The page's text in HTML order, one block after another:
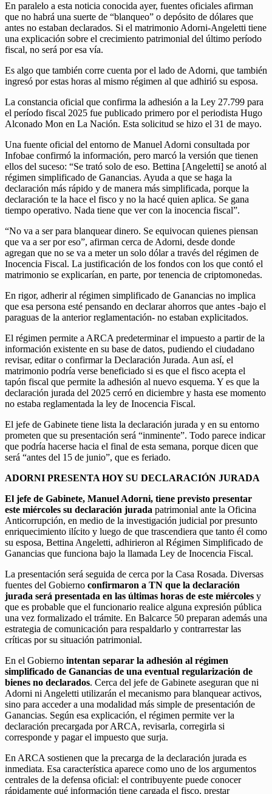
En paralelo a esta noticia conocida ayer, fuentes oficiales afirman
que no habrá una suerte de “blanqueo” o depósito de dólares que
antes no estaban declarados. Si el matrimonio Adorni-Angeletti tiene
una explicación sobre el crecimiento patrimonial del último período
fiscal, no será por esa vía.
Es algo que también corre cuenta por el lado de Adorni, que también
ingresó por estas horas al mismo régimen al que adhirió su esposa.
La constancia oficial que confirma la adhesión a la Ley 27.799 para
el período fiscal 2025 fue publicado primero por el periodista Hugo
Alconado Mon en La Nación. Esta solicitud se hizo el 31 de mayo.
Una fuente oficial del entorno de Manuel Adorni consultada por
Infobae confirmó la información, pero marcó la versión que tienen
ellos del suceso: “Se trató solo de eso. Bettina [Angeletti] se anotó al
régimen simplificado de Ganancias. Ayuda a que se haga la
declaración más rápido y de manera más simplificada, porque la
declaración te la hace el fisco y no la hacé quien aplica. Se gana
tiempo operativo. Nada tiene que ver con la inocencia fiscal”.
“No va a ser para blanquear dinero. Se equivocan quienes piensan
que va a ser por eso”, afirman cerca de Adorni, desde donde
agregan que no se va a meter un solo dólar a través del régimen de
Inocencia Fiscal. La justificación de los fondos con los que contó el
matrimonio se explicarían, en parte, por tenencia de criptomonedas.
En rigor, adherir al régimen simplificado de Ganancias no implica
que esa persona esté pensando en declarar ahorros que antes -bajo el
paraguas de la anterior reglamentación- no estaban explicitados.
El régimen permite a ARCA predeterminar el impuesto a partir de la
información existente en su base de datos, pudiendo el ciudadano
revisar, editar o confirmar la Declaración Jurada. Aun así, el
matrimonio podría verse beneficiado si es que el fisco acepta el
tapón fiscal que permite la adhesión al nuevo esquema. Y es que la
declaración jurada del 2025 cerró en diciembre y hasta ese momento
no estaba reglamentada la ley de Inocencia Fiscal.
El jefe de Gabinete tiene lista la declaración jurada y en su entorno
prometen que su presentación será “inminente”. Todo parece indicar
que podría hacerse hacia el final de esta semana, porque dicen que
será “antes del 15 de junio”, que es feriado.
ADORNI PRESENTA HOY SU DECLARACIÓN JURADA
El jefe de Gabinete, Manuel Adorni, tiene previsto presentar
este miércoles su declaración jurada patrimonial ante la Oficina
Anticorrupción, en medio de la investigación judicial por presunto
enriquecimiento ilícito y luego de que trascendiera que tanto él como
su esposa, Bettina Angeletti, adhirieron al Régimen Simplificado de
Ganancias que funciona bajo la llamada Ley de Inocencia Fiscal.
La presentación será seguida de cerca por la Casa Rosada. Diversas
fuentes del Gobierno confirmaron a TN que la declaración
jurada será presentada en las últimas horas de este miércoles y
que es probable que el funcionario realice alguna expresión pública
una vez formalizado el trámite. En Balcarce 50 preparan además una
estrategia de comunicación para respaldarlo y contrarrestar las
críticas por su situación patrimonial.
En el Gobierno intentan separar la adhesión al régimen
simplificado de Ganancias de una eventual regularización de
bienes no declarados. Cerca del jefe de Gabinete aseguran que ni
Adorni ni Angeletti utilizarán el mecanismo para blanquear activos,
sino para acceder a una modalidad más simple de presentación de
Ganancias. Según esa explicación, el régimen permite ver la
declaración precargada por ARCA, revisarla, corregirla si
corresponde y pagar el impuesto que surja.
En ARCA sostienen que la precarga de la declaración jurada es
inmediata. Esa característica aparece como uno de los argumentos
centrales de la defensa oficial: el contribuyente puede conocer
rápidamente qué información tiene cargada el fisco, prestar